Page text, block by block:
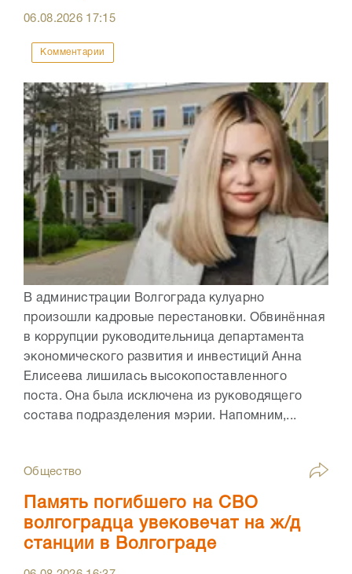
06.08.2026 17:15
Комментарии
В администрации Волгограда кулуарно
произошли кадровые перестановки. Обвинённая
в коррупции руководительница департамента
экономического развития и инвестиций Анна
Елисеева лишилась высокопоставленного
поста. Она была исключена из руководящего
состава подразделения мэрии. Напомним,...
Общество
Память погибшего на СВО
волгоградца увековечат на ж/д
станции в Волгограде